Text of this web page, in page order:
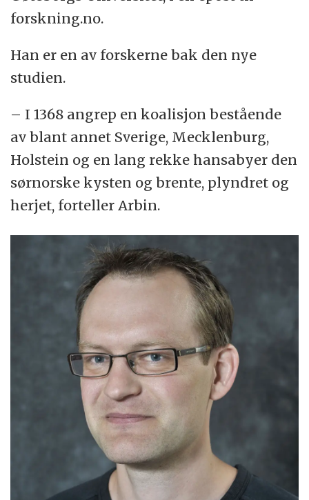
forskning.no.
Han er en av forskerne bak den nye
studien.
– I 1368 angrep en koalisjon bestående
av blant annet Sverige, Mecklenburg,
Holstein og en lang rekke hansabyer den
sørnorske kysten og brente, plyndret og
herjet, forteller Arbin.